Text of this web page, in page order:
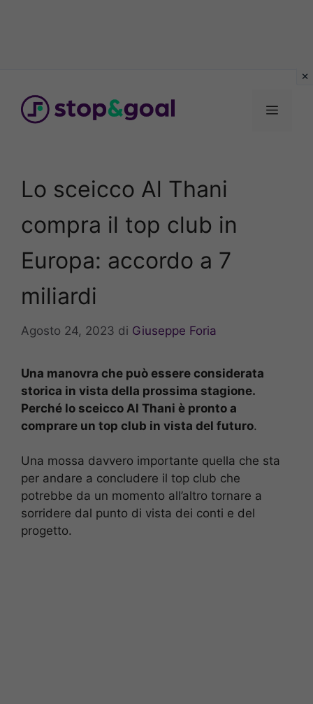
contenuto
Menu
Lo sceicco Al Thani
compra il top club in
Europa: accordo a 7
miliardi
Agosto 24, 2023 di Giuseppe Foria
Una manovra che può essere considerata
storica in vista della prossima stagione.
Perché lo sceicco Al Thani è pronto a
comprare un top club in vista del futuro.
Una mossa davvero importante quella che sta
per andare a concludere il top club che
potrebbe da un momento all’altro tornare a
sorridere dal punto di vista dei conti e del
progetto.